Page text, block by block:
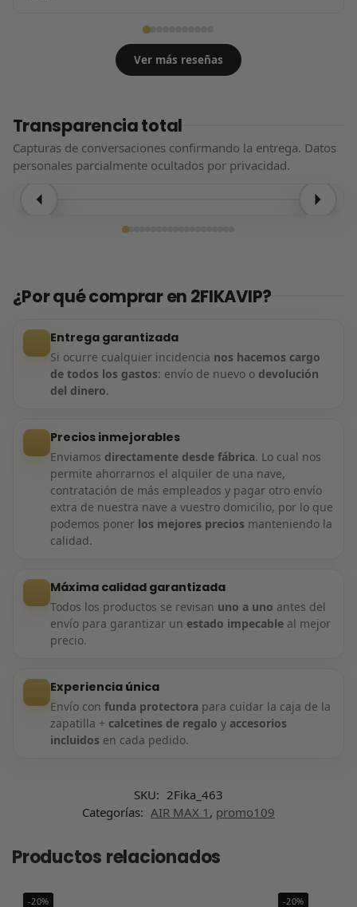
Ver más reseñas
Transparencia total
Capturas de conversaciones confirmando la entrega. Datos
personales parcialmente ocultados por privacidad.
¿Por qué comprar en 2FIKAVIP?
Entrega garantizada
Si ocurre cualquier incidencia nos hacemos cargo
de todos los gastos: envío de nuevo o devolución
del dinero.
Precios inmejorables
Enviamos directamente desde fábrica. Lo cual nos
permite ahorrarnos el alquiler de una nave,
contratación de más empleados y pagar otro envío
extra de nuestra nave a vuestro domicilio, por lo que
podemos poner los mejores precios manteniendo la
calidad.
Máxima calidad garantizada
Todos los productos se revisan uno a uno antes del
envío para garantizar un estado impecableal mejor
precio.
Experiencia única
Envío con funda protectorapara cuidar la caja de la
zapatilla + calcetines de regalo y accesorios
incluidos en cada pedido.
SKU: 2Fika_463
Categorías: AIR MAX 1 , promo109
Productos relacionados
-20% -20%